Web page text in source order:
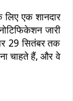
लिए एक शानदार
जारी
29 सितंबर तक
चाहते हैं, और वे